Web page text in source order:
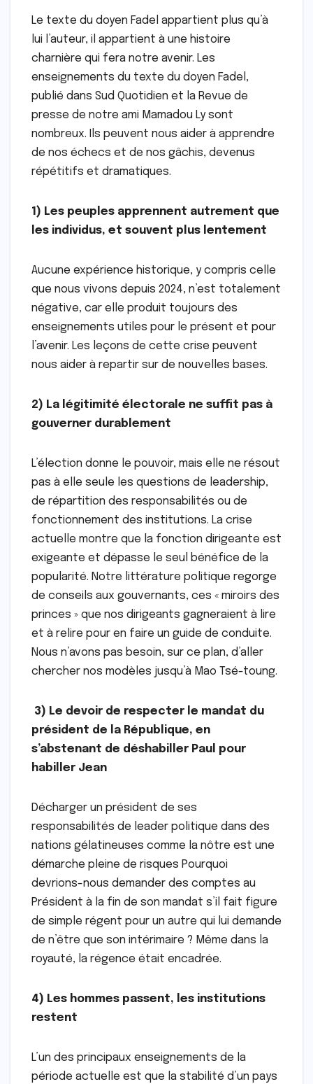
Le texte du doyen Fadel appartient plus qu’à
lui l’auteur, il appartient à une histoire
charnière qui fera notre avenir. Les
enseignements du texte du doyen Fadel,
publié dans Sud Quotidien et la Revue de
presse de notre ami Mamadou Ly sont
nombreux. Ils peuvent nous aider à apprendre
de nos échecs et de nos gâchis, devenus
répétitifs et dramatiques.
1) Les peuples apprennent autrement que
les individus, et souvent plus lentement
Aucune expérience historique, y compris celle
que nous vivons depuis 2024, n’est totalement
négative, car elle produit toujours des
enseignements utiles pour le présent et pour
l’avenir. Les leçons de cette crise peuvent
nous aider à repartir sur de nouvelles bases.
2) La légitimité électorale ne suffit pas à
gouverner durablement
L’élection donne le pouvoir, mais elle ne résout
pas à elle seule les questions de leadership,
de répartition des responsabilités ou de
fonctionnement des institutions. La crise
actuelle montre que la fonction dirigeante est
exigeante et dépasse le seul bénéfice de la
popularité. Notre littérature politique regorge
de conseils aux gouvernants, ces « miroirs des
princes » que nos dirigeants gagneraient à lire
et à relire pour en faire un guide de conduite.
Nous n’avons pas besoin, sur ce plan, d’aller
chercher nos modèles jusqu’à Mao Tsé-toung.
3) Le devoir de respecter le mandat du
président de la République, en
s’abstenant de déshabiller Paul pour
habiller Jean
Décharger un président de ses
responsabilités de leader politique dans des
nations gélatineuses comme la nôtre est une
démarche pleine de risques Pourquoi
devrions-nous demander des comptes au
Président à la fin de son mandat s’il fait figure
de simple régent pour un autre qui lui demande
de n’être que son intérimaire ? Même dans la
royauté, la régence était encadrée.
4) Les hommes passent, les institutions
restent
L’un des principaux enseignements de la
période actuelle est que la stabilité d’un pays